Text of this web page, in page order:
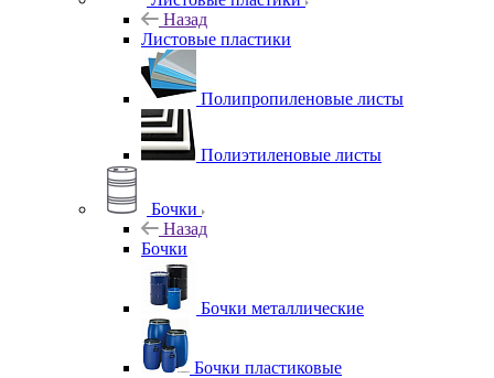
Назад
Листовые пластики
Полипропиленовые листы
Полиэтиленовые листы
Бочки
Назад
Бочки
Бочки металлические
Бочки пластиковые